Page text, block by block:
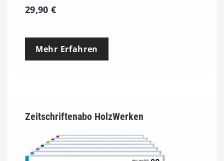
29,90€
Mehr Erfahren
Zeitschriftenabo HolzWerken